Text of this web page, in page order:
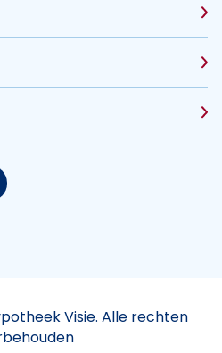
Visie. Alle rechten